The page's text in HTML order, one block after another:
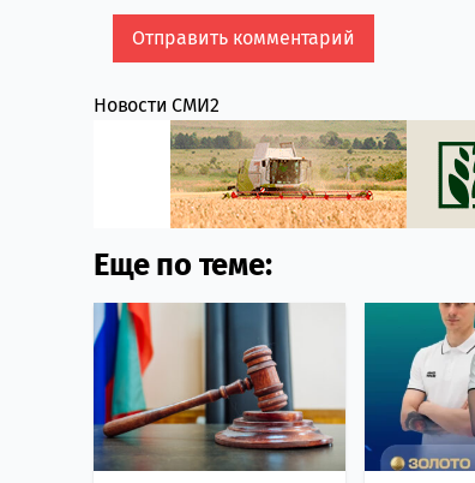
Новости СМИ2
Еще по теме: